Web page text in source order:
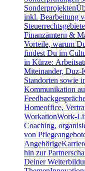
inkl. Bearbeitung
Finanzämtern &
Vorteile, warum
findest Du im
in Kürze:
Miteinander, Duz-
Standorten sowie
Kommunikation
Homeoffice,
WorkationWork-
Coaching,
von
hin zur
Deiner